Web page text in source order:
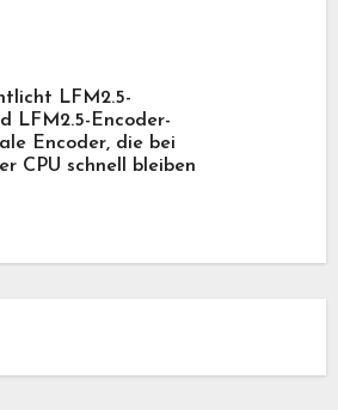
LFM2.5-
LFM2.5-Encoder-
Encoder, die bei
CPU schnell bleiben